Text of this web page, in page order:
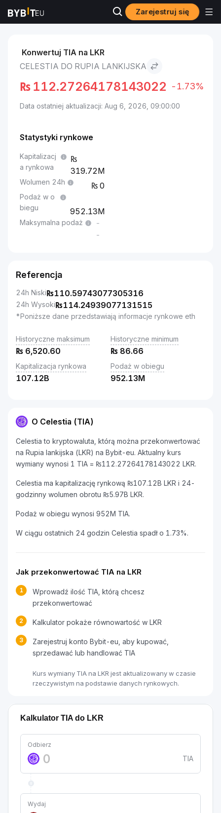
Zarejestruj się
Rynki Cena Celestia TIA Celestia to Rupia lankijska
Konwertuj TIA na LKR
CELESTIA DO RUPIA LANKIJSKA
₨ 112.27264178143022 -1.73%
Data ostatniej aktualizacji: Aug 6, 2026, 09:00:00
Statystyki rynkowe
Kapitalizacj
a rynkowa
319.72M
Wolumen 24h 0
Podaż w o
biegu
952.13M
Maksymalna podaż
-
-
Referencja
24h Niski₨110.59743077305316
24h Wysoki₨114.24939077131515
*Poniższe dane przedstawiają informacje rynkowe eth
Historyczne maksimum
₨ 6,520.60
Historyczne minimum
₨ 86.66
Kapitalizacja rynkowa
107.12B
Podaż w obiegu
952.13M
O Celestia (TIA)
Celestia to kryptowaluta, którą można przekonwertować
na Rupia lankijska (LKR) na Bybit-eu. Aktualny kurs
wymiany wynosi 1 TIA = ₨112.27264178143022 LKR.
Celestia ma kapitalizację rynkową ₨107.12B LKR i 24-
godzinny wolumen obrotu ₨5.97B LKR.
Podaż w obiegu wynosi 952M TIA.
W ciągu ostatnich 24 godzin Celestia spadł o 1.73%.
Jak przekonwertować TIA na LKR
1
Wprowadź ilość TIA, którą chcesz
przekonwertować
2 Kalkulator pokaże równowartość w LKR
3
Zarejestruj konto Bybit-eu, aby kupować,
sprzedawać lub handlować TIA
Kurs wymiany TIA na LKR jest aktualizowany w czasie
rzeczywistym na podstawie danych rynkowych.
Kalkulator TIA do LKR
Odbierz
TIA
Wydaj